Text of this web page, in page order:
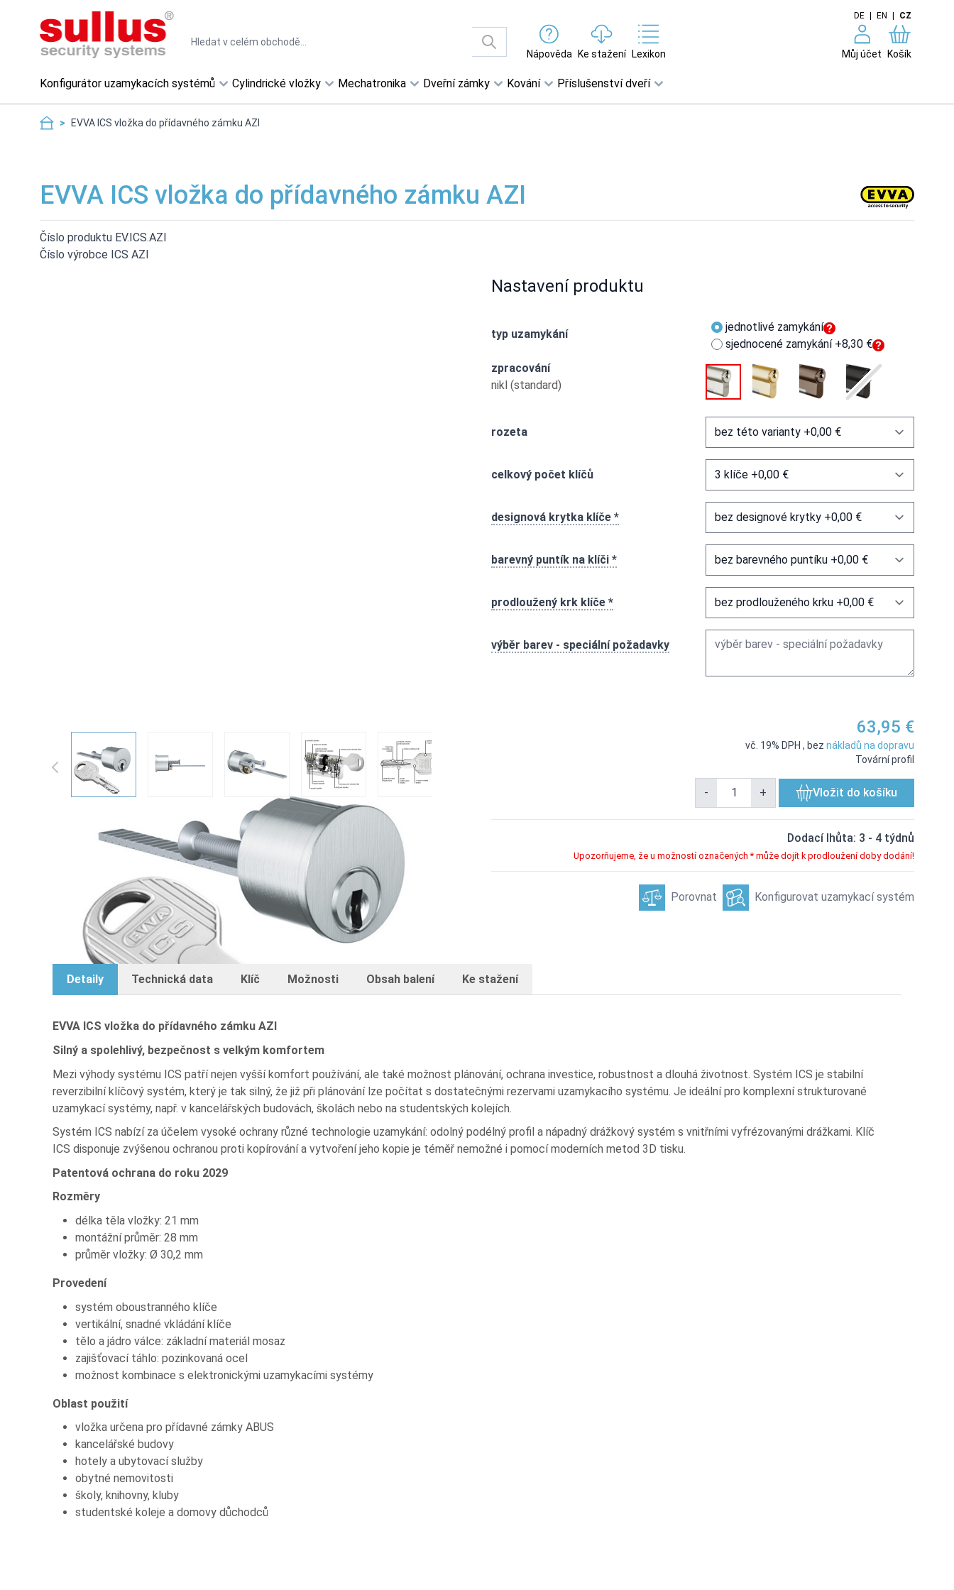
DE EN CZ
Nápověda
Ke stažení Lexikon Můj účet Košík
Konfigurátor uzamykacích systémů Cylindrické vložky Mechatronika Dveřní zámky Kování Příslušenství dveří
> EVVA ICS vložka do přídavného zámku AZI
EVVA ICS vložka do přídavného zámku AZI
Číslo produktu EV.ICS.AZI
Číslo výrobce ICS AZI
View larger imageView larger imageView larger image View larger imageView larger imageView larger
Nastavení produktu
typ uzamykání
jednotlivé zamykání
sjednocené zamykání +8,30 €
zpracování
nikl (standard)
rozeta
celkový počet klíčů
designová krytka klíče *
barevný puntík na klíči *
prodloužený krk klíče *
výběr barev - speciální požadavky
63,95 €
vč. 19% DPH , bez nákladů na dopravu
Tovární profil
- + Vložit do košíku
Dodací lhůta: 3 - 4 týdnů
Upozorňujeme, že u možností označených * může dojít k prodloužení doby dodání!
Porovnat Konfigurovat uzamykací systém
Detaily Technická data Klíč Možnosti Obsah balení Ke stažení
EVVA ICS vložka do přídavného zámku AZI
Silný a spolehlivý, bezpečnost s velkým komfortem
Mezi výhody systému ICS patří nejen vyšší komfort používání, ale také možnost plánování, ochrana investice, robustnost a dlouhá životnost. Systém ICS je stabilní
reverzibilní klíčový systém, který je tak silný, že již při plánování lze počítat s dostatečnými rezervami uzamykacího systému. Je ideální pro komplexní strukturované
uzamykací systémy, např. v kancelářských budovách, školách nebo na studentských kolejích.
Systém ICS nabízí za účelem vysoké ochrany různé technologie uzamykání: odolný podélný profil a nápadný drážkový systém s vnitřními vyfrézovanými drážkami. Klíč
ICS disponuje zvýšenou ochranou proti kopírování a vytvoření jeho kopie je téměř nemožné i pomocí moderních metod 3D tisku.
Patentová ochrana do roku 2029
Rozměry
délka těla vložky: 21 mm
montážní průměr: 28 mm
průměr vložky: Ø 30,2 mm
Provedení
systém oboustranného klíče
vertikální, snadné vkládání klíče
tělo a jádro válce: základní materiál mosaz
zajišťovací táhlo: pozinkovaná ocel
možnost kombinace s elektronickými uzamykacími systémy
Oblast použití
vložka určena pro přídavné zámky ABUS
kancelářské budovy
hotely a ubytovací služby
obytné nemovitosti
školy, knihovny, kluby
studentské koleje a domovy důchodců